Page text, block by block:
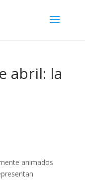
abril: la
animados